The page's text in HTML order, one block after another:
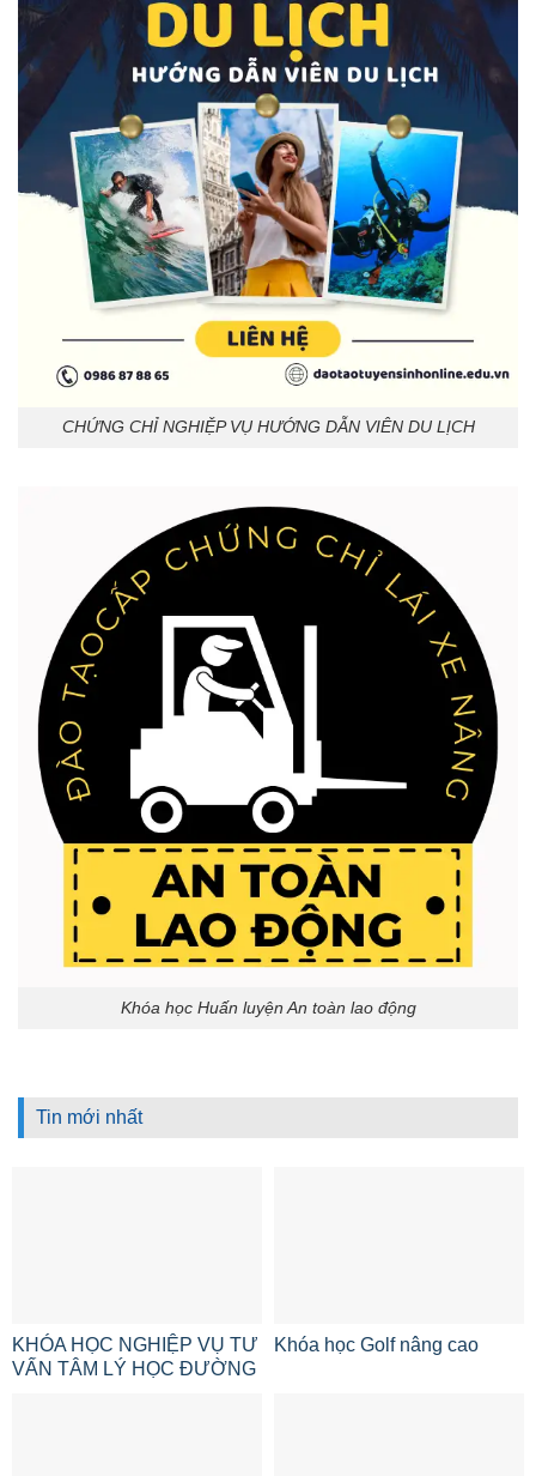
CHỨNG CHỈ NGHIỆP VỤ HƯỚNG DẪN VIÊN DU LỊCH
Khóa học Huấn luyện An toàn lao động
Tin mới nhất
KHÓA HỌC NGHIỆP VỤ TƯ
VẤN TÂM LÝ HỌC ĐƯỜNG
Khóa học Golf nâng cao